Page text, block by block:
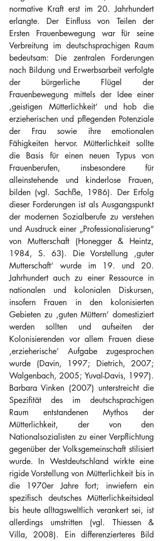
normative Kraft erst im 20. Jahrhundert
erlangte. Der Einfluss von Teilen der
Ersten Frauenbewegung war für seine
Verbreitung im deutschsprachigen Raum
bedeutsam: Die zentralen Forderungen
nach Bildung und Erwerbsarbeit verfolgte
der bürgerliche Flügel der
Frauenbewegung mittels der Idee einer
‚geistigen Mütterlichkeit‘ und hob die
erzieherischen und pflegenden Potenziale
der Frau sowie ihre emotionalen
Fähigkeiten hervor. Mütterlichkeit sollte
die Basis für einen neuen Typus von
Frauenberufen, insbesondere für
alleinstehende und kinderlose Frauen,
bilden (vgl. Sachße, 1986). Der Erfolg
dieser Forderungen ist als Ausgangspunkt
der modernen Sozialberufe zu verstehen
und Ausdruck einer „Professionalisierung“
von Mutterschaft (Honegger & Heintz,
1984, S. 63). Die Vorstellung ‚guter
Mutterschaft‘ wurde im 19. und 20.
Jahrhundert auch zu einer Ressource in
nationalen und kolonialen Diskursen,
insofern Frauen in den kolonisierten
Gebieten zu ‚guten Müttern’ domestiziert
werden sollten und aufseiten der
Kolonisierenden vor allem Frauen diese
‚erzieherische’ Aufgabe zugesprochen
wurde (Davin, 1997; Dietrich, 2007;
Walgenbach, 2005; Yuval-Davis, 1997).
Barbara Vinken (2007) unterstreicht die
Spezifität des im deutschsprachigen
Raum entstandenen Mythos der
Mütterlichkeit, der von den
Nationalsozialisten zu einer Verpflichtung
gegenüber der Volksgemeinschaft stilisiert
wurde. In Westdeutschland wirkte eine
rigide Vorstellung von Mütterlichkeit bis in
die 1970er Jahre fort; inwiefern ein
spezifisch deutsches Mütterlichkeitsideal
bis heute alltagsweltlich verankert sei, ist
allerdings umstritten (vgl. Thiessen &
Villa, 2008). Ein differenzierteres Bild